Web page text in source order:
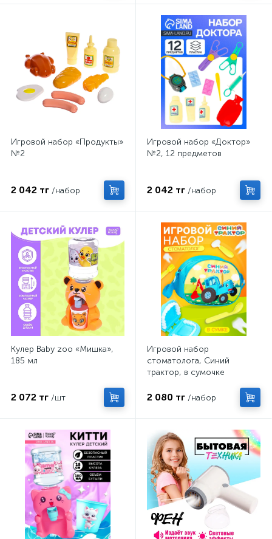
Игровой набор «Продукты»
№2
2 042 тг /набор
Игровой набор «Доктор»
№2, 12 предметов
2 042 тг /набор
Кулер Baby zoo «Мишка»,
185 мл
2 072 тг /шт
Игровой набор
стоматолога, Синий
трактор, в сумочке
2 080 тг /набор